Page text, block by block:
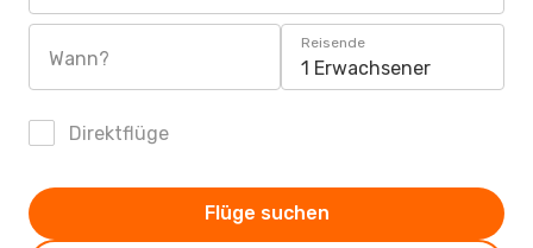
Wann?
Reisende
1 Erwachsener
Direktflüge
Flüge suchen